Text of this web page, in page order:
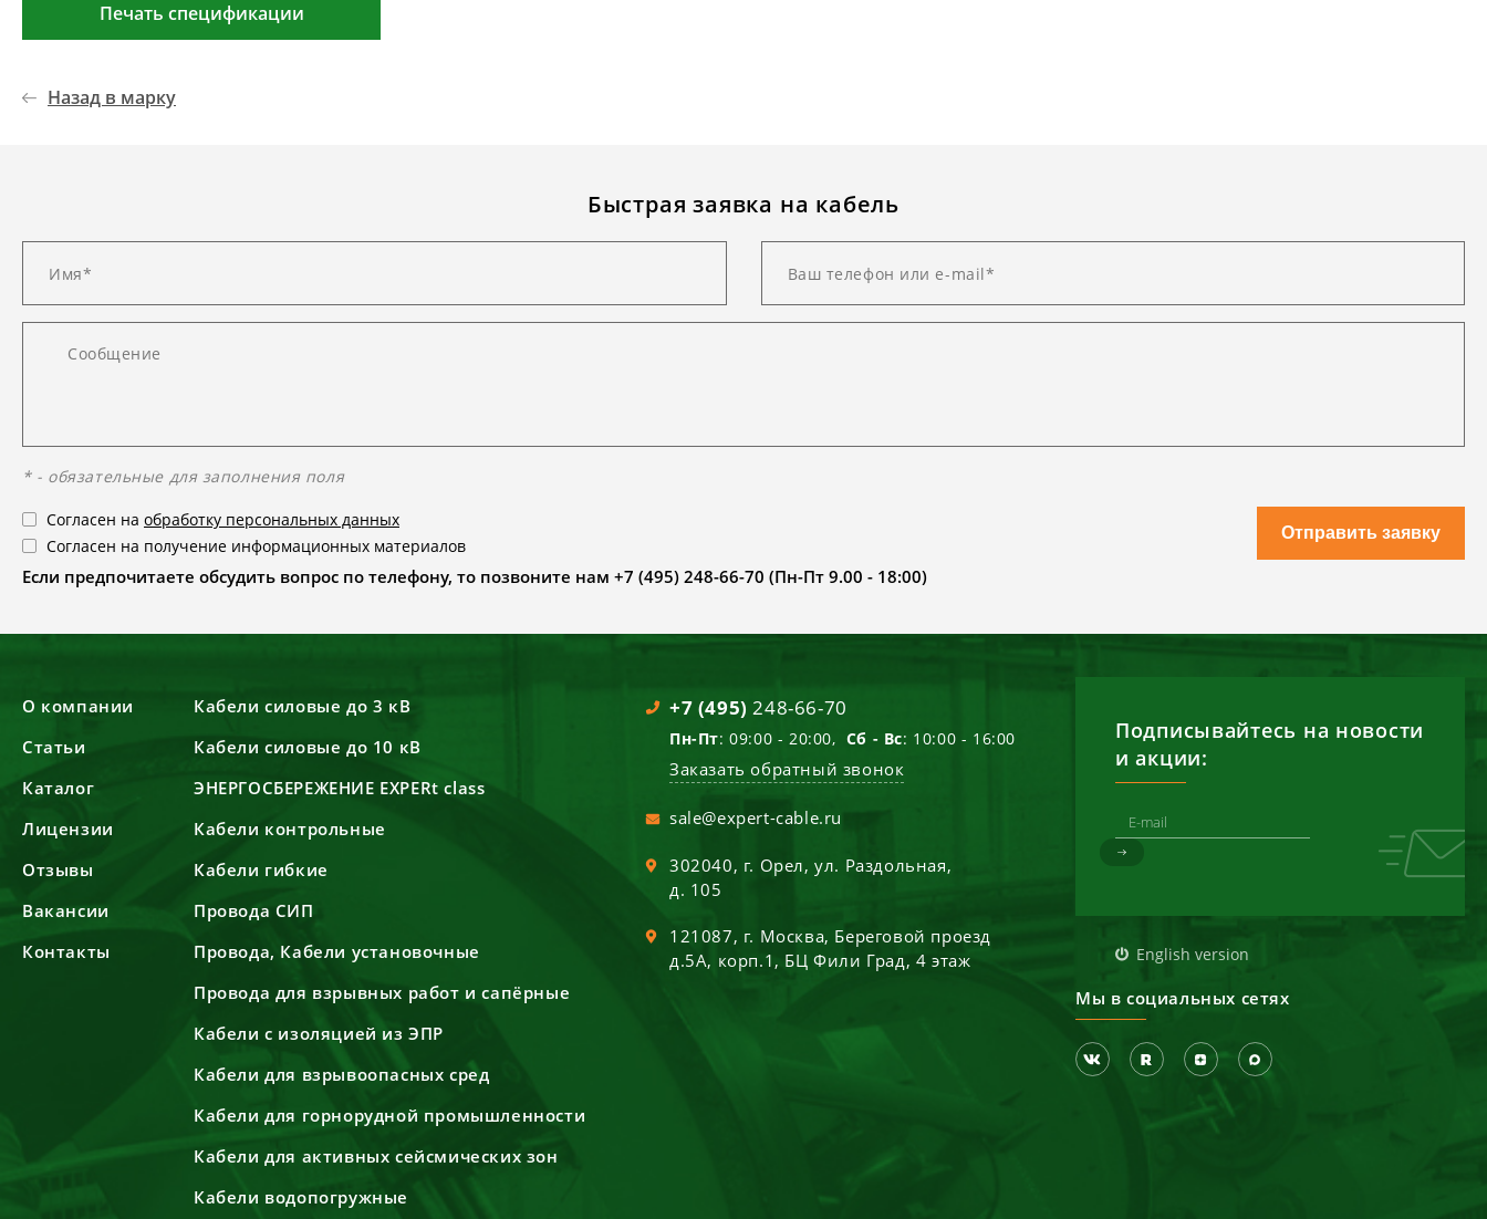
Печать спецификации
Назад в марку
Быстрая заявка на кабель
* - обязательные для заполнения поля
Согласен на обработку персональных данных
Согласен на получение информационных материалов
Если предпочитаете обсудить вопрос по телефону, то позвоните нам +7 (495) 248-66-70 (Пн-Пт 9.00 - 18:00)
Отправить заявку
О компании
Статьи
Каталог
Лицензии
Отзывы
Вакансии
Контакты
Кабели силовые до 3 кВ
Кабели силовые до 10 кВ
ЭНЕРГОСБЕРЕЖЕНИЕ EXPERt class
Кабели контрольные
Кабели гибкие
Провода СИП
Провода, Кабели установочные
Провода для взрывных работ и сапёрные
Кабели с изоляцией из ЭПР
Кабели для взрывоопасных сред
Кабели для горнорудной промышленности
Кабели для активных сейсмических зон
Кабели водопогружные
+7 (495) 248-66-70
Пн-Пт: 09:00 - 20:00, Сб - Вс: 10:00 - 16:00
Заказать обратный звонок
sale@expert-cable.ru
302040, г. Орел,ул. Раздольная,
д. 105
121087, г. Москва, Береговой проезд
д.5А, корп.1, БЦ Фили Град, 4 этаж
Подписывайтесь на новости
и акции:
English version
Мы в социальных сетях